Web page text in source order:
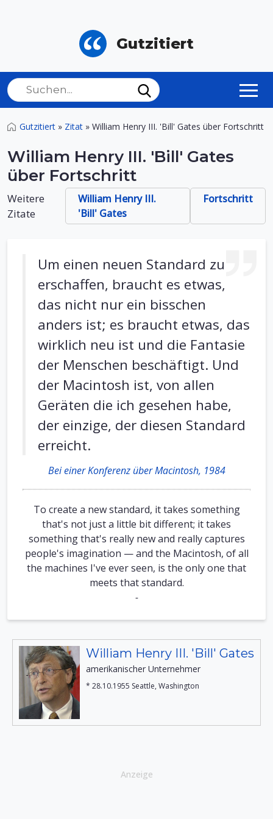
Gutzitiert
Gutzitiert » Zitat » William Henry III. 'Bill' Gates über Fortschritt
William Henry III. 'Bill' Gates
über Fortschritt
Weitere
Zitate
William Henry III.
'Bill' Gates
Fortschritt
Um einen neuen Standard zu
erschaffen, braucht es etwas,
das nicht nur ein bisschen
anders ist; es braucht etwas, das
wirklich neu ist und die Fantasie
der Menschen beschäftigt. Und
der Macintosh ist, von allen
Geräten die ich gesehen habe,
der einzige, der diesen Standard
erreicht.
Bei einer Konferenz über Macintosh, 1984
To create a new standard, it takes something
that's not just a little bit different; it takes
something that's really new and really captures
people's imagination — and the Macintosh, of all
the machines I've ever seen, is the only one that
meets that standard.
-
William Henry III. 'Bill' Gates
amerikanischer Unternehmer
* 28.10.1955 Seattle, Washington
Anzeige